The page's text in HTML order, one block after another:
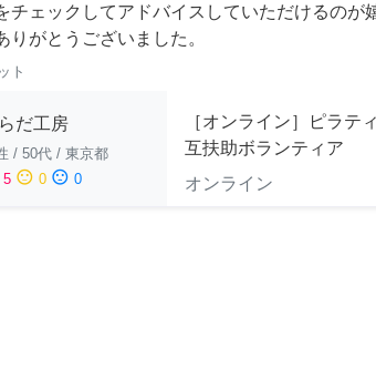
チェックしてアドバイスしていただけるのが
りがとうございました。
ト
だ工房
/ 50代 / 東京都
5 sentiment_neutral 0 sentiment_dissatisfied 0
［オンライン］ピラテ
互扶助ボランティア
オンライン